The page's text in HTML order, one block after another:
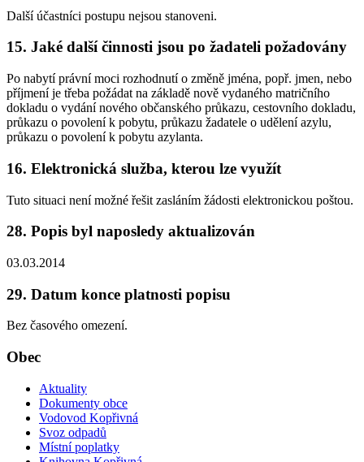
Další účastníci postupu nejsou stanoveni.
15. Jaké další činnosti jsou po žadateli požadovány
Po nabytí právní moci rozhodnutí o změně jména, popř. jmen, nebo
příjmení je třeba požádat na základě nově vydaného matričního
dokladu o vydání nového občanského průkazu, cestovního dokladu,
průkazu o povolení k pobytu, průkazu žadatele o udělení azylu,
průkazu o povolení k pobytu azylanta.
16. Elektronická služba, kterou lze využít
Tuto situaci není možné řešit zasláním žádosti elektronickou poštou.
28. Popis byl naposledy aktualizován
03.03.2014
29. Datum konce platnosti popisu
Bez časového omezení.
Obec
Aktuality
Dokumenty obce
Vodovod Kopřivná
Svoz odpadů
Místní poplatky